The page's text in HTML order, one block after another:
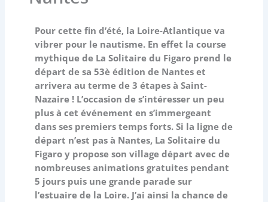
Pour cette fin d’été, la Loire-Atlantique va
vibrer pour le nautisme. En effet la course
mythique de La Solitaire du Figaro prend le
départ de sa 53è édition de Nantes et
arrivera au terme de 3 étapes à Saint-
Nazaire ! L’occasion de s’intéresser un peu
plus à cet événement en s’immergeant
dans ses premiers temps forts. Si la ligne de
départ n’est pas à Nantes, La Solitaire du
Figaro y propose son village départ avec de
nombreuses animations gratuites pendant
5 jours puis une grande parade sur
l’estuaire de la Loire. J’ai ainsi la chance de